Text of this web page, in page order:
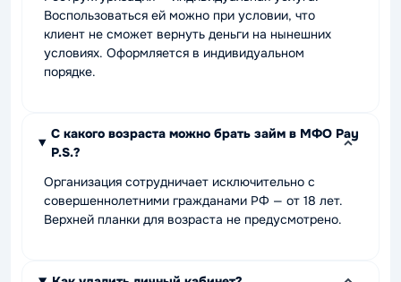
Воспользоваться ей можно при условии, что
клиент не сможет вернуть деньги на нынешних
условиях. Оформляется в индивидуальном
порядке.
С какого возраста можно брать займ в МФО Pay
P.S.?
Организация сотрудничает исключительно с
совершеннолетними гражданами РФ — от 18 лет.
Верхней планки для возраста не предусмотрено.